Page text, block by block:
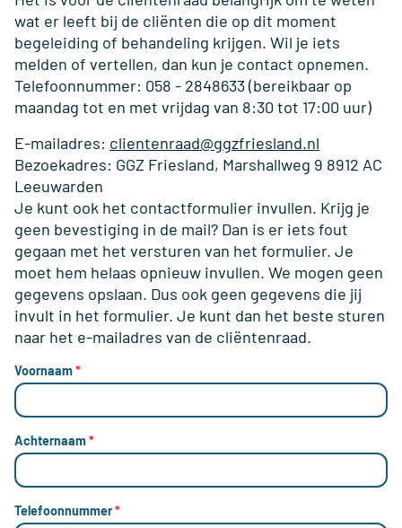
wat er leeft bij de cliënten die op dit moment
begeleiding of behandeling krijgen. Wil je iets
melden of vertellen, dan kun je contact opnemen.
Telefoonnummer: 058 - 2848633 (bereikbaar op
maandag tot en met vrijdag van 8:30 tot 17:00 uur)
E-mailadres: clientenraad@ggzfriesland.nl
Bezoekadres: GGZ Friesland, Marshallweg 9 8912 AC
Leeuwarden
Je kunt ook het contactformulier invullen. Krijg je
geen bevestiging in de mail? Dan is er iets fout
gegaan met het versturen van het formulier. Je
moet hem helaas opnieuw invullen. We mogen geen
gegevens opslaan. Dus ook geen gegevens die jij
invult in het formulier. Je kunt dan het beste sturen
naar het e-mailadres van de cliëntenraad.
Voornaam*
Achternaam*
Telefoonnummer*